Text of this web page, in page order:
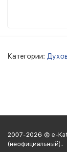
Категории:
2007-2026 © e-
(неофициальный).